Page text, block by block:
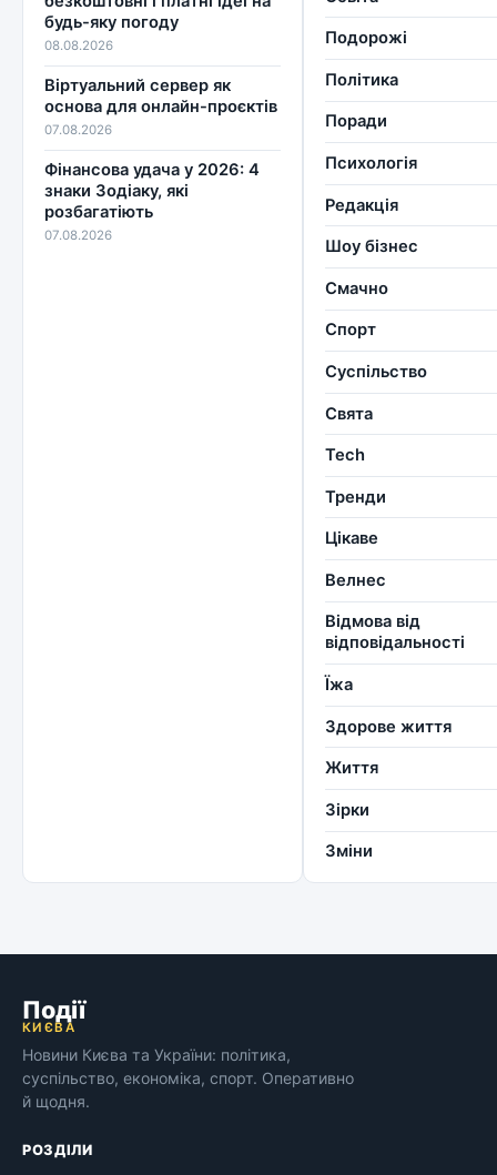
будь-яку погоду
08.08.2026
Віртуальний сервер як
основа для онлайн-проєктів
07.08.2026
Фінансова удача у 2026: 4
знаки Зодіаку, які
розбагатіють
07.08.2026
Подорожі
Політика
Поради
Психологія
Редакція
Шоу бізнес
Смачно
Спорт
Суспільство
Свята
Tech
Тренди
Цікаве
Велнес
Відмова від
відповідальності
Їжа
Здорове життя
Життя
Зірки
Зміни
Події
КИЄВА
Новини Києва та України: політика,
суспільство, економіка, спорт. Оперативно
й щодня.
РОЗДІЛИ